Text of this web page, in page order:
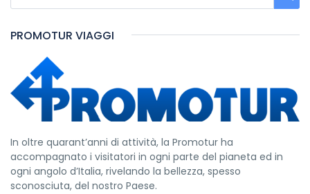
PROMOTUR VIAGGI
In oltre quarant’anni di attività, la Promotur ha
accompagnato i visitatori in ogni parte del pianeta ed in
ogni angolo d’Italia, rivelando la bellezza, spesso
sconosciuta, del nostro Paese.